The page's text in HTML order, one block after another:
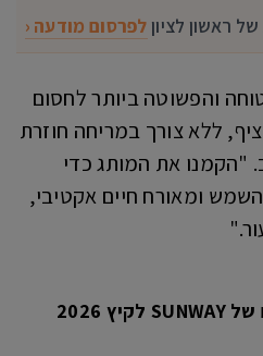
ראשון לציון לפרסום מודעה ‹
והפשוטה ביותר לחסום
ללא צורך במריחה חוזרת
"הקמנו את המותג כדי
ומאורח חיים אקטיבי,
קולקציית בגדי הים לנשים של SUNWAY לקיץ 2026